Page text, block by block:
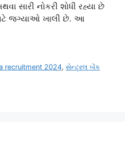
સારી નોકરી શોધી રહ્યા છે
જગ્યાઓ ખાલી છે. આ
recruitment 2024,સેન્ટ્રલ બેંક